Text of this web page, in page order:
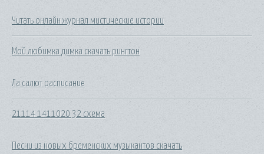
Читать онлайн журнал мистические истории
Мой любимка димка скачать рингтон
Ла салют расписание
21114 1411020 32 схема
Песни из новых бременских музыкантов скачать